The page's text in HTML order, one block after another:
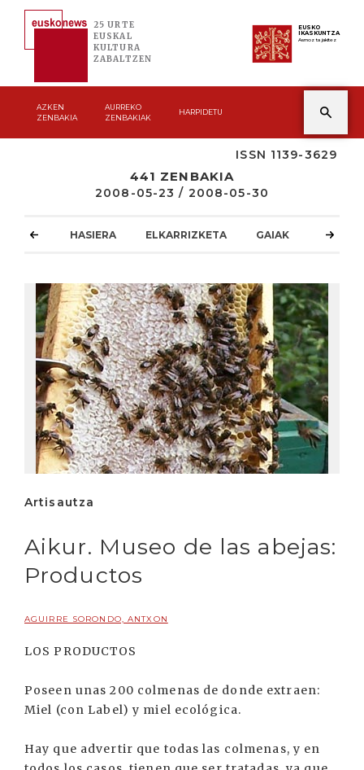
25 URTE
EUSKAL
KULTURA
ZABALTZEN
EUSKO
IKASKUNTZA
Asmoz ta jakitez
AZKEN
ZENBAKIA
AURREKO
ZENBAKIAK
HARPIDETU
ISSN 1139-3629
441 ZENBAKIA
2008-05-23 / 2008-05-30
HASIERA ELKARRIZKETA GAIAK
Artisautza
Aikur. Museo de las abejas:
Productos
AGUIRRE SORONDO, ANTXON
LOS PRODUCTOS
Poseen unas 200 colmenas de donde extraen:
Miel (con Label) y miel ecológica.
Hay que advertir que todas las colmenas, y en